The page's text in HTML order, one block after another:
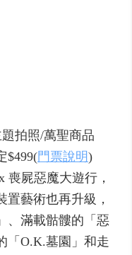
拍照/萬聖商品
$499(門票說明)
喪屍惡魔大遊行，
藝術也再升級，
、滿載骷髏的「惡
「O.K.墓園」和走